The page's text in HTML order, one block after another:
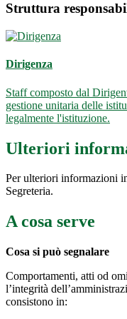
Struttura
Dirigenza
Staff composto dal
gestione unitaria delle
legalmente l'istituzione.
Ulteriori
Per ulteriori informazioni
Segreteria.
A cosa serve
Cosa si può segnalare
Comportamenti, atti od
l’integrità
consistono in: